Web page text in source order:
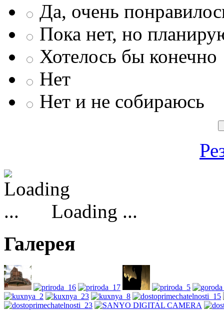
Да, очень
Пока нет, но
Хотелось бы конечно
Нет
Нет и не собираюсь
Loading ...
Галерея